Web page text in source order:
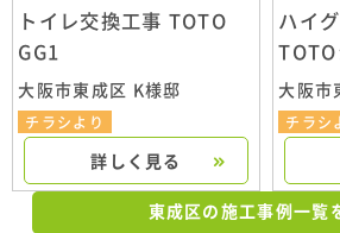
トイレ交換工事 TOTO
GG1
大阪市東成区 K様邸
チラシより
詳しく見る
ハイ
TOTO
大阪市
チラシ
東成区の施工事例一覧